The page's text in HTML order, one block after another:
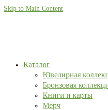
Skip to Main Content
Каталог
Ювелирная
Бронзовая
Книги и карты
Мерч